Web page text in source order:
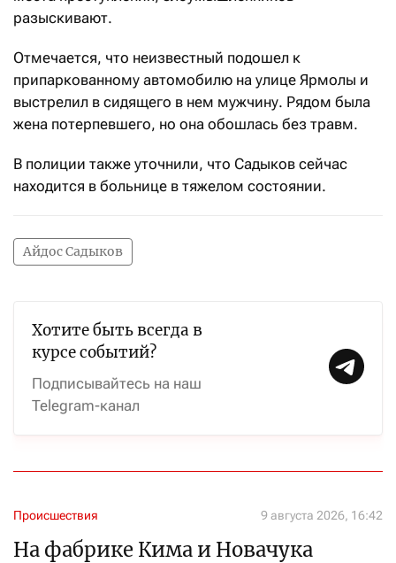
разыскивают.
Отмечается, что неизвестный подошел к
припаркованному автомобилю на улице Ярмолы и
выстрелил в сидящего в нем мужчину. Рядом была
жена потерпевшего, но она обошлась без травм.
В полиции также уточнили, что Садыков сейчас
находится в больнице в тяжелом состоянии.
Айдос Садыков
Хотите быть всегда в
курсе событий?
Подписывайтесь на наш
Telegram-канал
Происшествия 9 августа 2026, 16:42
На фабрике Кима и Новачука